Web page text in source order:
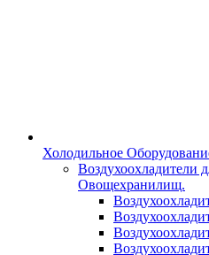
Холодильное
Воздухоохладители
Овощехранилищ.